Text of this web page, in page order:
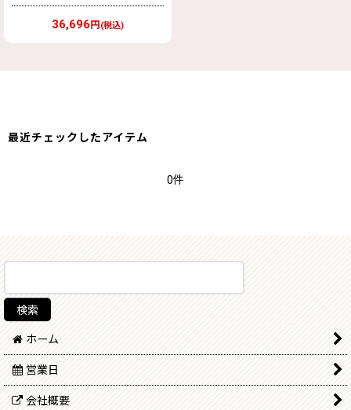
36,696 円 (税込)
最近チェックしたアイテム
0件
ホーム
営業日
会社概要